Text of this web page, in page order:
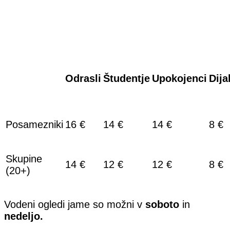
Odrasli Študentje Upokojenci
Posamezniki 16 € 14 € 14 € 8 €
Skupine
(20+)
14 € 12 € 12 € 8 €
Vodeni ogledi jame so možni v soboto in
nedeljo.